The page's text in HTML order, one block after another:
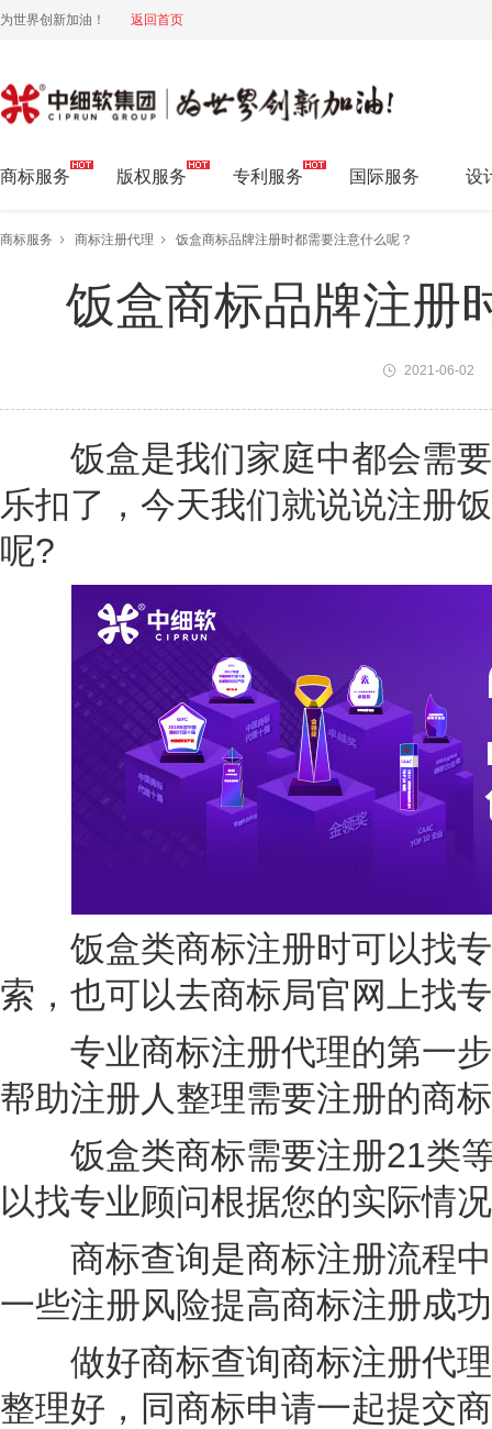
为世界创新加油！ 返回首页
中细软集团 为世界创新加油!
商标服务 版权服务 专利服务 国际服务 设
商标服务 商标注册代理 饭盒商标品牌注册时都需要注意什么呢？
饭盒商标品牌注册
2021-06-02
饭盒是我们家庭中都会需要
乐扣了，今天我们就说说注册
呢?
饭盒类商标注册时可以找专
索，也可以去商标局官网上找
专业商标注册代理的第一步
帮助注册人整理需要注册的商
饭盒类商标需要注册21类等
以找专业顾问根据您的实际情
商标查询是商标注册流程中
一些注册风险提高商标注册成
做好商标查询商标注册代理
整理好，同商标申请一起提交